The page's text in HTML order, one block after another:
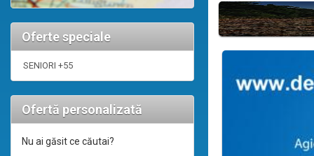
Oferte speciale
SENIORI +55
Ofertă personalizată
Nu ai găsit ce căutai?